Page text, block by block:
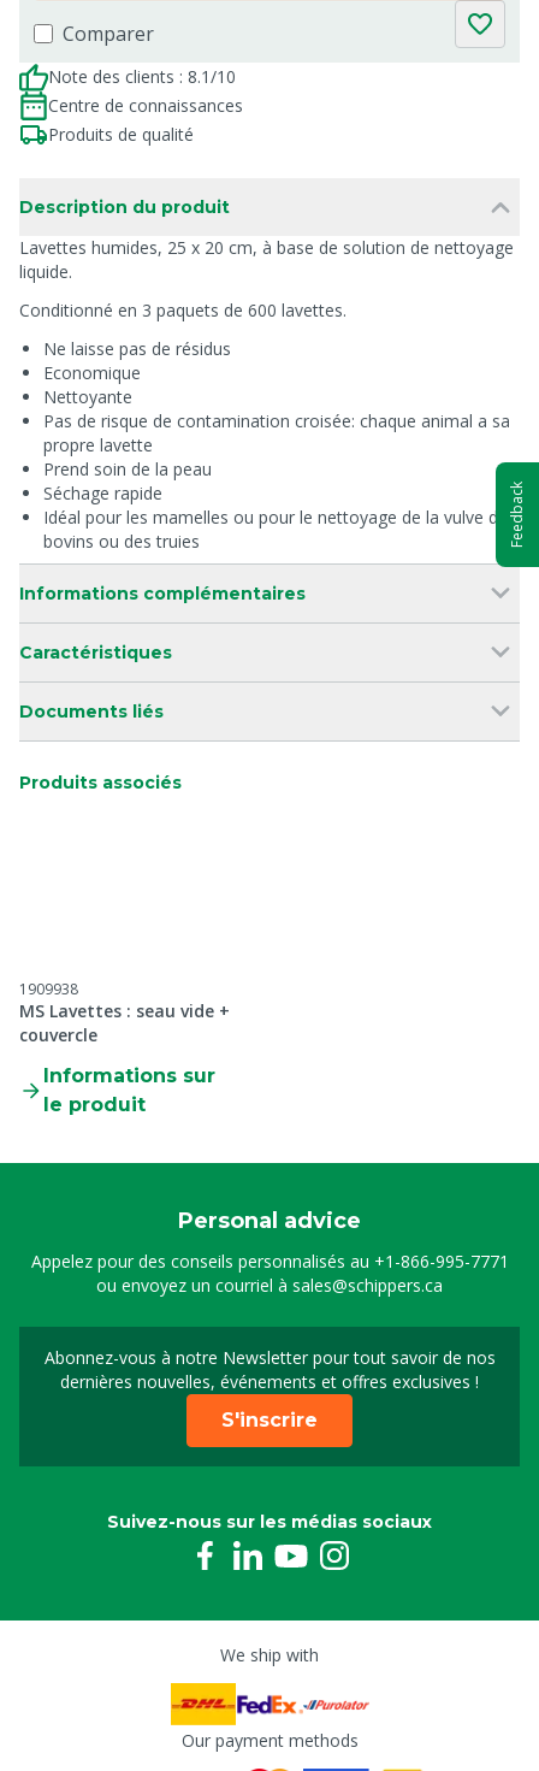
Comparer
Note des clients : 8.1/10
Centre de connaissances
Produits de qualité
Description du produit
Lavettes humides, 25 x 20 cm, à base de solution de nettoyage
liquide.
Conditionné en 3 paquets de 600 lavettes.
Ne laisse pas de résidus
Economique
Nettoyante
Pas de risque de contamination croisée: chaque animal a sa
propre lavette
Prend soin de la peau
Séchage rapide
Idéal pour les mamelles ou pour le nettoyage de la vulve des
bovins ou des truies
Informations complémentaires
Caractéristiques
Documents liés
Produits associés
1909938
MS Lavettes : seau vide +
couvercle
Informations sur
le produit
Personal advice
Appelez pour des conseils personnalisés au +1-866-995-7771
ou envoyez un courriel à sales@schippers.ca
Abonnez-vous à notre Newsletter pour tout savoir de nos
dernières nouvelles, événements et offres exclusives !
Sign up for our
S'inscrire
Suivez-nous sur les médias sociaux
We ship with
Our payment methods
Feedback